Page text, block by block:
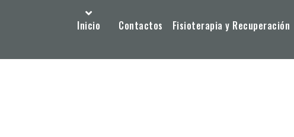
Inicio Contactos Fisioterapia y Recuperación